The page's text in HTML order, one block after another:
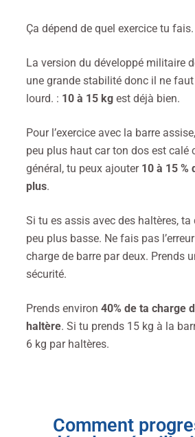
Ça dépend de quel exercice tu fais.
La version du développé militaire
une grande stabilité donc il ne
lourd. : 10 à 15 kg est déjà bien.
Pour l’exercice avec la barre
peu plus haut car ton dos est calé
général, tu peux ajouter 10 à 15 %
plus.
Si tu es assis avec des haltères, ta
peu plus basse. Ne fais pas
charge de barre par deux. Prends
sécurité.
Prends environ 40% de ta charge
haltère. Si tu prends 15 kg à la
6 kg par haltères.
Comment